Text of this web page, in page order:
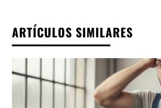
ARTÍCULOS SIMILARES